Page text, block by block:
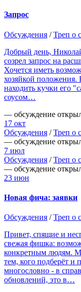
Запрос
Обсуждения /Треп о
Добрый день,
созрел запрос на
Хочется иметь
хозяйкой положения.
находить кучки его
соусом…
— обсуждение
17 окт
Обсуждения /Треп о
— обсуждение
7 июл
Обсуждения /Треп о
— обсуждение
23 июн
Новая фича: заявки
Обсуждения /Треп о
Привет, спящие и
свежая фишка:
конкретным людям.
тем, кого подберёт
многословно - в
обновлений, это в…